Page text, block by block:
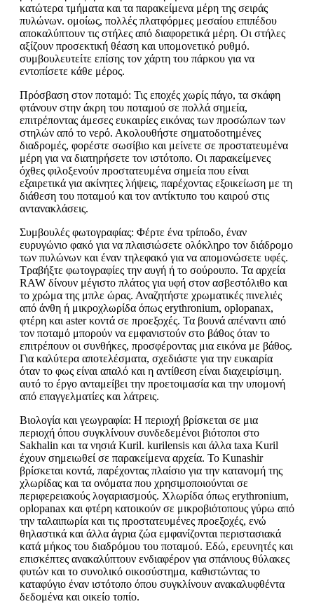
κατώτερα τμήματα και τα παρακείμενα μέρη της σειράς
πυλώνων. ομοίως, πολλές πλατφόρμες μεσαίου επιπέδου
αποκαλύπτουν τις στήλες από διαφορετικά μέρη. Οι στήλες
αξίζουν προσεκτική θέαση και υπομονετικό ρυθμό.
συμβουλευτείτε επίσης τον χάρτη του πάρκου για να
εντοπίσετε κάθε μέρος.
Πρόσβαση στον ποταμό: Τις εποχές χωρίς πάγο, τα σκάφη
φτάνουν στην άκρη του ποταμού σε πολλά σημεία,
επιτρέποντας άμεσες ευκαιρίες εικόνας των προσώπων των
στηλών από το νερό. Ακολουθήστε σηματοδοτημένες
διαδρομές, φορέστε σωσίβιο και μείνετε σε προστατευμένα
μέρη για να διατηρήσετε τον ιστότοπο. Οι παρακείμενες
όχθες φιλοξενούν προστατευμένα σημεία που είναι
εξαιρετικά για ακίνητες λήψεις, παρέχοντας εξοικείωση με τη
διάθεση του ποταμού και τον αντίκτυπο του καιρού στις
αντανακλάσεις.
Συμβουλές φωτογραφίας: Φέρτε ένα τρίποδο, έναν
ευρυγώνιο φακό για να πλαισιώσετε ολόκληρο τον διάδρομο
των πυλώνων και έναν τηλεφακό για να απομονώσετε υφές.
Τραβήξτε φωτογραφίες την αυγή ή το σούρουπο. Τα αρχεία
RAW δίνουν μέγιστο πλάτος για υφή στον ασβεστόλιθο και
το χρώμα της μπλε ώρας. Αναζητήστε χρωματικές πινελιές
από άνθη ή μικροχλωρίδα όπως erythronium, oplopanax,
φτέρη και aster κοντά σε προεξοχές. Τα βουνά απέναντι από
τον ποταμό μπορούν να εμφανιστούν στο βάθος όταν το
επιτρέπουν οι συνθήκες, προσφέροντας μια εικόνα με βάθος.
Για καλύτερα αποτελέσματα, σχεδιάστε για την ευκαιρία
όταν το φως είναι απαλό και η αντίθεση είναι διαχειρίσιμη.
αυτό το έργο ανταμείβει την προετοιμασία και την υπομονή
από επαγγελματίες και λάτρεις.
Βιολογία και γεωγραφία: Η περιοχή βρίσκεται σε μια
περιοχή όπου συγκλίνουν συνδεδεμένοι βιότοποι στο
Sakhalin και τα νησιά Kuril. kurilensis και άλλα taxa Kuril
έχουν σημειωθεί σε παρακείμενα αρχεία. Το Kunashir
βρίσκεται κοντά, παρέχοντας πλαίσιο για την κατανομή της
χλωρίδας και τα ονόματα που χρησιμοποιούνται σε
περιφερειακούς λογαριασμούς. Χλωρίδα όπως erythronium,
oplopanax και φτέρη κατοικούν σε μικροβιότοπους γύρω από
την ταλαιπωρία και τις προστατευμένες προεξοχές, ενώ
θηλαστικά και άλλα άγρια ζώα εμφανίζονται περιστασιακά
κατά μήκος του διαδρόμου του ποταμού. Εδώ, ερευνητές και
επισκέπτες ανακαλύπτουν ενδιαφέρον για σπάνιους θύλακες
φυτών και το συνολικό οικοσύστημα, καθιστώντας το
καταφύγιο έναν ιστότοπο όπου συγκλίνουν ανακαλυφθέντα
δεδομένα και οικείο τοπίο.